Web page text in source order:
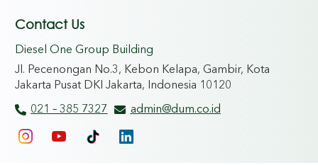
Contact Us
Diesel One Group Building
Jl. Pecenongan No.3, Kebon Kelapa, Gambir, Kota
Jakarta Pusat DKI Jakarta, Indonesia 10120
021 – 385 7327 admin@dum.co.id